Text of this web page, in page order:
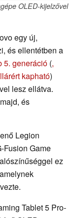
OLED-kijelzővel
egy új,
és ellentétben a
5. generáció (,
kapható)
lesz ellátva.
és
Legion
Fusion Game
ez
Tablet 5 Pro-